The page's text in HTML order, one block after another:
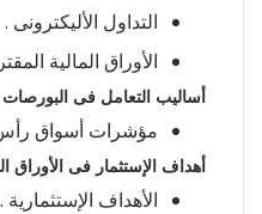
التداول الأليكترونى .
الأوراق المالية
أساليب التعامل فى
مؤشرات أسواق
أهداف الإستثمار فى الأوراق
الأهداف الإستثمارية .